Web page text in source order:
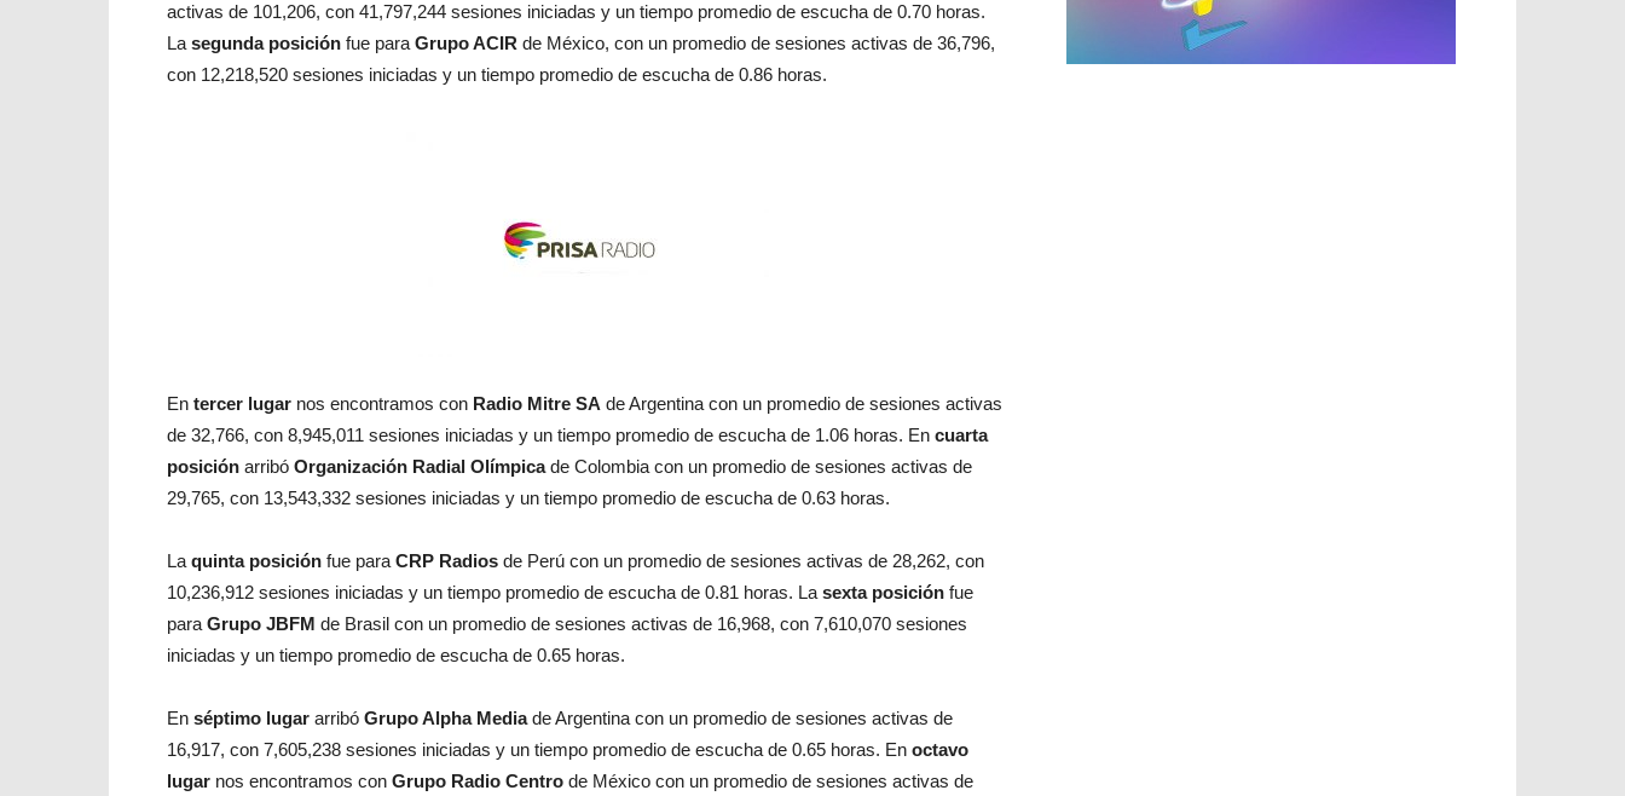
activas de 101,206, con 41,797,244 sesiones iniciadas y un tiempo promedio de escucha de 0.70 horas.
La segunda posición fue para Grupo ACIR de México, con un promedio de sesiones activas de 36,796,
con 12,218,520 sesiones iniciadas y un tiempo promedio de escucha de 0.86 horas.
En tercer lugar nos encontramos con Radio Mitre SA de Argentina con un promedio de sesiones activas
de 32,766, con 8,945,011 sesiones iniciadas y un tiempo promedio de escucha de 1.06 horas. En cuarta
posición arribó Organización Radial Olímpicade Colombia con un promedio de sesiones activas de
29,765, con 13,543,332 sesiones iniciadas y un tiempo promedio de escucha de 0.63 horas.
La quinta posición fue para CRP Radios de Perú con un promedio de sesiones activas de 28,262, con
10,236,912 sesiones iniciadas y un tiempo promedio de escucha de 0.81 horas. La sexta posición fue
para Grupo JBFM de Brasil con un promedio de sesiones activas de 16,968, con 7,610,070 sesiones
iniciadas y un tiempo promedio de escucha de 0.65 horas.
En séptimo lugar arribó Grupo Alpha Mediade Argentina con un promedio de sesiones activas de
16,917, con 7,605,238 sesiones iniciadas y un tiempo promedio de escucha de 0.65 horas. En octavo
lugar nos encontramos con Grupo Radio Centro de México con un promedio de sesiones activas de